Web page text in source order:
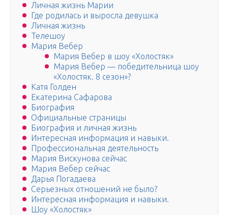
Личная жизнь Марии
Где родилась и выросла девушка
Личная жизнь
Телешоу
Мария Вебер
Мария Вебер в шоу «Холостяк»
Мария Вебер — победительница шоу
«Холостяк. 8 сезон»?
Катя Голден
Екатерина Сафарова
Биография
Официальные страницы
Биография и личная жизнь
Интересная информация и навыки.
Профессиональная деятельность
Мария Вискунова сейчас
Мария Вебер сейчас
Дарья Погадаева
Серьезных отношений не было?
Интересная информация и навыки.
Шоу «Холостяк»